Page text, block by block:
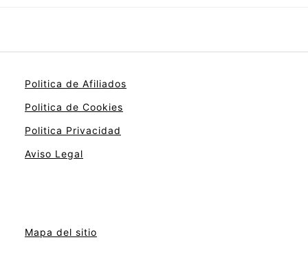
Politica de Afiliados
Politica de Cookies
Politica Privacidad
Aviso Legal
Mapa del sitio